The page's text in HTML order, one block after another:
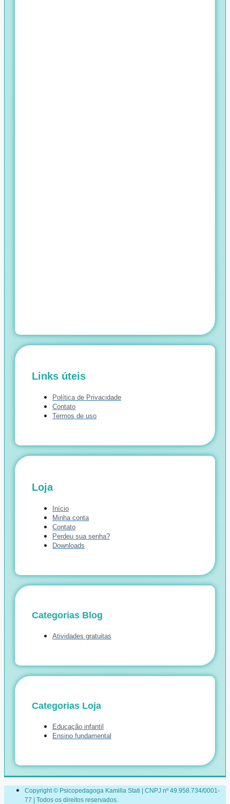
Links úteis
Política de Privacidade
Contato
Termos de uso
Loja
Início
Minha conta
Contato
Perdeu sua senha?
Downloads
Categorias Blog
Atividades gratuitas
Categorias Loja
Educação infantil
Ensino fundamental
Copyright © Psicopedagoga Kamilla Stati | CNPJ nº 49.958.734/0001-
77 | Todos os direitos reservados.